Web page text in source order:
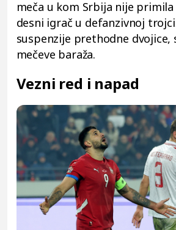
meča u kom Srbija nije primila
desni igrač u defanzivnoj
suspenzije prethodne dvojice,
mečeve baraža.
Vezni red i napad